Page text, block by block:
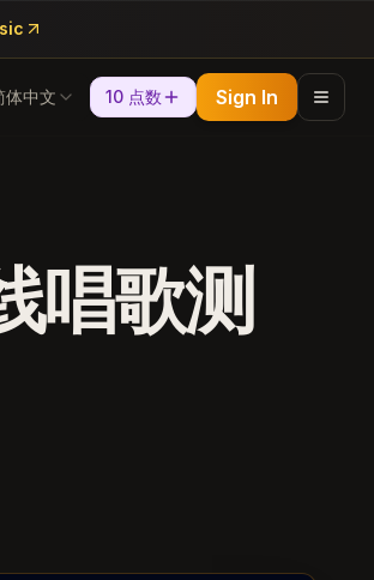
体中文 10 点数 Sign In
唱歌测